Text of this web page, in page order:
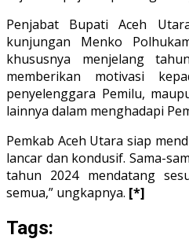
Penjabat Bupati Aceh
kunjungan Menko
khususnya menjelang
memberikan motivasi
penyelenggara Pemilu,
lainnya dalam menghadapi
Pemkab Aceh Utara siap
lancar dan kondusif. Sama-
tahun 2024 mendatang
semua,” ungkapnya. [*]
Tags: